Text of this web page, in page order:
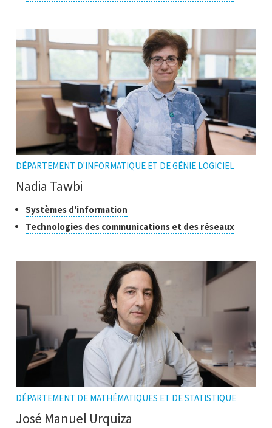
pour
DÉPARTEMENT D'INFORMATIQUE ET DE GÉNIE LOGICIEL
Nadia Tawbi
Classes
de
recherche
Systèmes d'information
pour
ouvrir
Technologies des communications et des réseauxCliquer
pour
DÉPARTEMENT DE MATHÉMATIQUES ET DE STATISTIQUE
José Manuel Urquiza